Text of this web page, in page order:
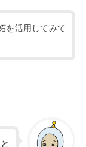
を活用してみて